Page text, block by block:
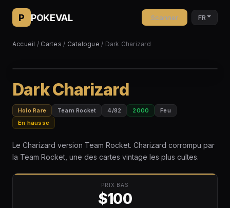
P POKEVAL Scanner FR
Accueil / Cartes / Catalogue / Dark Charizard
Dark Charizard
Holo Rare Team Rocket 4/82 2000
Feu
En hausse
Le Charizard version Team Rocket. Charizard corrompu par
la Team Rocket, une des cartes vintage les plus cultes.
PRIX BAS
$100